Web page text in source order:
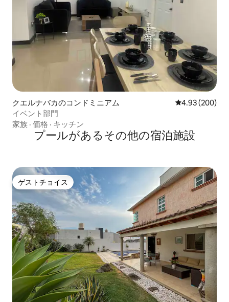
クエルナバカのコンドミニアム レビュー200
4.93 (200)
イベント部門
家族 · 価格 · キッチン
プールがあるその他の宿泊施設
ゲストチョイス
ゲストチョイス